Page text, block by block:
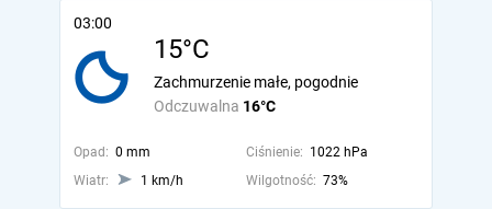
03:00
15°C
Odczuwalna 16°C
Zachmurzenie małe, pogodnie
Opad: 0 mm Ciśnienie: 1022 hPa
Wiatr:
1 km/h Wilgotność: 73%